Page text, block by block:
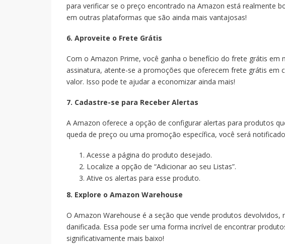
para verificar se o preço encontrado na Amazon está realmente
em outras plataformas que são ainda mais vantajosas!
6. Aproveite o Frete Grátis
Com o Amazon Prime, você ganha o benefício do frete grátis em
assinatura, atente-se a promoções que oferecem frete grátis em
valor. Isso pode te ajudar a economizar ainda mais!
7. Cadastre-se para Receber Alertas
A Amazon oferece a opção de configurar alertas para produtos
queda de preço ou uma promoção específica, você será
Acesse a página do produto desejado.
Localize a opção de “Adicionar ao seu Listas”.
Ative os alertas para esse produto.
8. Explore o Amazon Warehouse
O Amazon Warehouse é a seção que vende produtos
danificada. Essa pode ser uma forma incrível de encontrar
significativamente mais baixo!